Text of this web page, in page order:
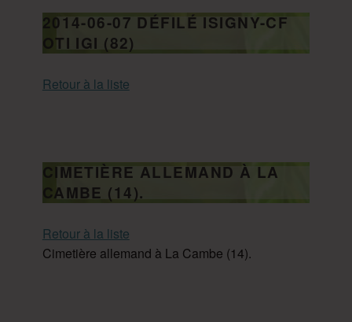
2014-06-07 DÉFILÉ ISIGNY-CF
OTI IGI (82)
Retour à la liste
CIMETIÈRE ALLEMAND À LA
CAMBE (14).
Retour à la liste
Cimetière allemand à La Cambe (14).